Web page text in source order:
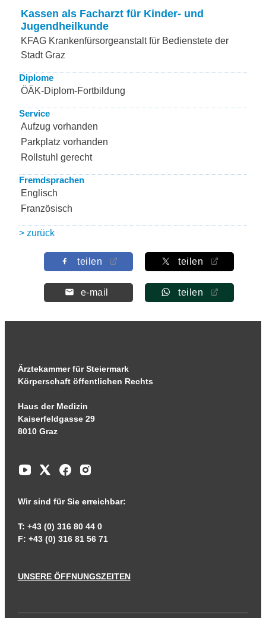
Kassen als Facharzt für Kinder- und
Jugendheilkunde
KFAG Krankenfürsorgeanstalt für Bedienstete der
Stadt Graz
Diplome
ÖÄK-Diplom-Fortbildung
Service
Aufzug vorhanden
Parkplatz vorhanden
Rollstuhl gerecht
Fremdsprachen
Englisch
Französisch
> zurück
teilen teilen
e-mail teilen
Ärztekammer für Steiermark
Körperschaft öffentlichen Rechts
Haus der Medizin
Kaiserfeldgasse 29
8010 Graz
Wir sind für Sie erreichbar:
T: +43 (0) 316 80 44 0
F: +43 (0) 316 81 56 71
UNSERE ÖFFNUNGSZEITEN